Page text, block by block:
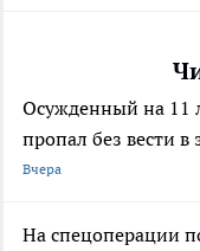
Осужденный на 11
пропал без вести в
Вчера
На спецоперации